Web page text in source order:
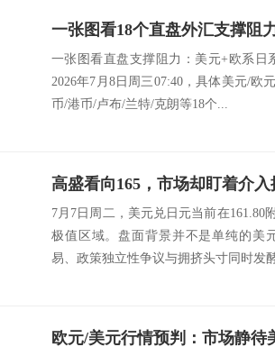
一张图看直盘支撑阻力：美元+欧系日
2026年7月8日周三07:40，具体美元/欧
币/港币/卢布/兰特/克朗等18个...
7月7日周二，美元兑日元当前在161.80
极值区域。盘面背景并不是单纯的美
易、政策独立性争议与拥挤头寸同时发